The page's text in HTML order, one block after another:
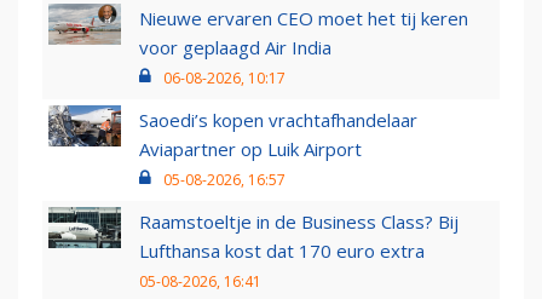
Nieuwe ervaren CEO moet het tij keren
voor geplaagd Air India
06-08-2026, 10:17
Saoedi’s kopen vrachtafhandelaar
Aviapartner op Luik Airport
05-08-2026, 16:57
Raamstoeltje in de Business Class? Bij
Lufthansa kost dat 170 euro extra
05-08-2026, 16:41